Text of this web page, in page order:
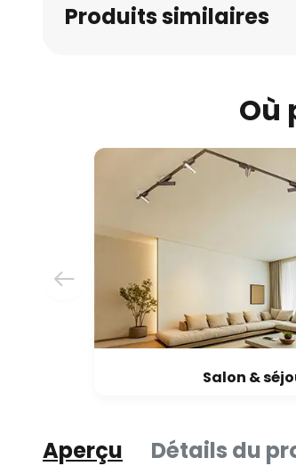
Produits similaires
Où
Salon &
Aperçu Détails du